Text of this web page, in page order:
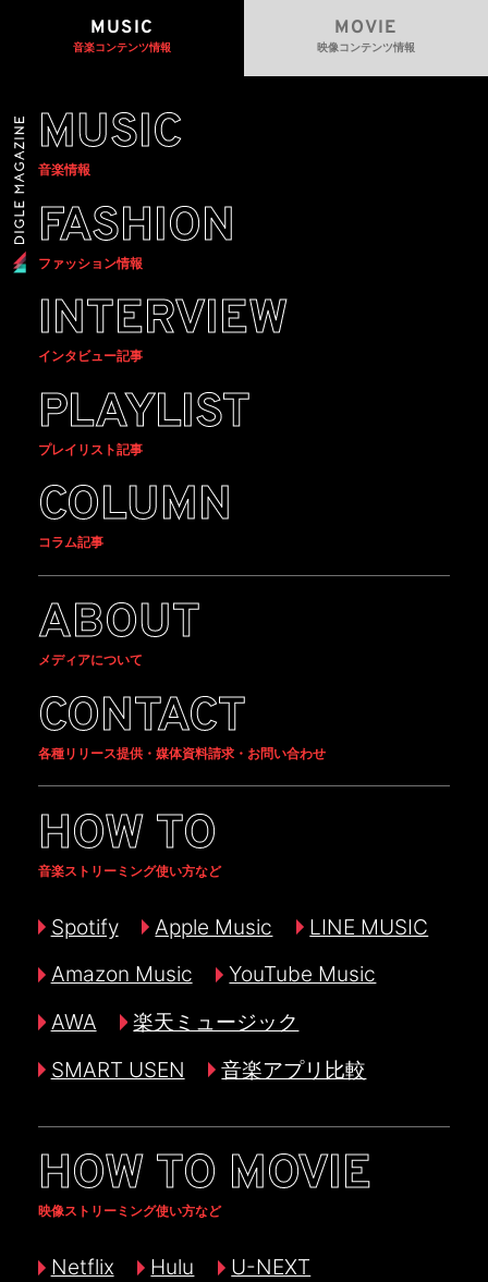
MUSIC
音楽コンテンツ情報
MOVIE
映像コンテンツ情報
MUSIC
音楽情報
FASHION
ファッション情報
INTERVIEW
インタビュー記事
PLAYLIST
プレイリスト記事
COLUMN
コラム記事
ABOUT
メディアについて
CONTACT
各種リリース提供・媒体資料請求・お問い合わせ
HOW TO
音楽ストリーミング使い方など
Spotify Apple Music
LINE MUSIC
Amazon Music
YouTube Music
AWA
楽天ミュージック
SMART USEN
音楽アプリ比較
HOW TO MOVIE
映像ストリーミング使い方など
Netflix Hulu
U-NEXT